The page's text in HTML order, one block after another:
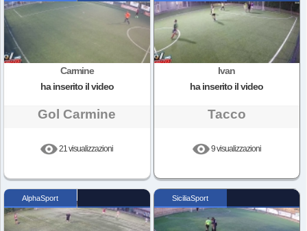
Carmine
ha inserito il video
Gol Carmine
21 visualizzazioni
Ivan
ha inserito il video
Tacco
9 visualizzazioni
AlphaSport SiciliaSport